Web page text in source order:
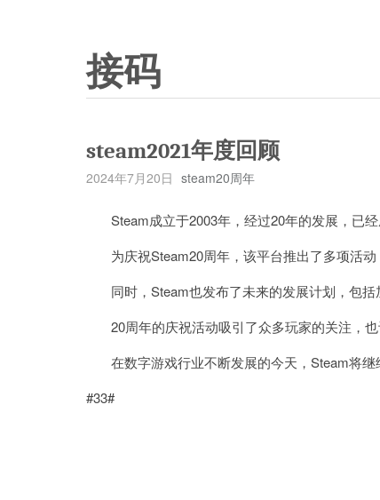
接码
steam2021年度回顾
2024年7月20日 steam20周年
Steam成立于2003年，经过20年的发展，已经
为庆祝Steam20周年，该平台推出了多项活动
同时，Steam也发布了未来的发展计划，包括
20周年的庆祝活动吸引了众多玩家的关注，也
在数字游戏行业不断发展的今天，Steam将继
#33#